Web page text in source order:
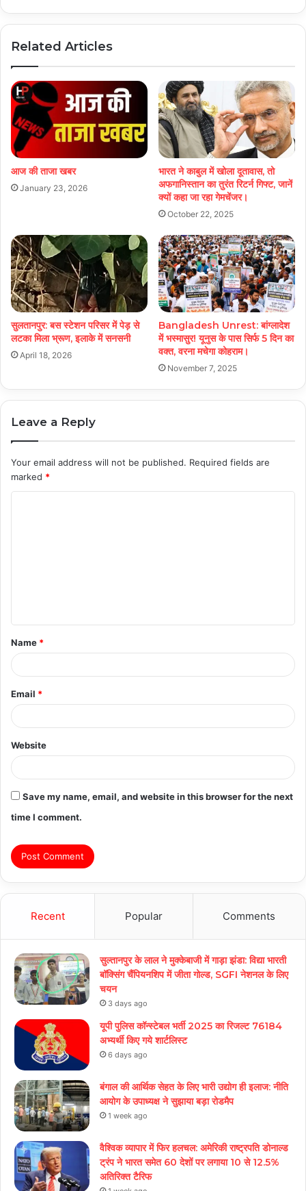
Related Articles
आज की ताजा खबर
January 23, 2026
भारत ने काबुल में खोला दूतावास, तो
अफगान‍िस्‍तान का तुरंत रिटर्न ग‍िफ्ट, जानें
क्‍यों कहा जा रहा गेमचेंजर।
October 22, 2025
सुलतानपुर: बस स्टेशन परिसर में पेड़ से
लटका मिला भ्रूण, इलाके में सनसनी
April 18, 2026
Bangladesh Unrest: बांग्‍लादेश
में भस्‍मासुर! यूनुस के पास सिर्फ 5 द‍िन का
वक्‍त, वरना मचेगा कोहराम।
November 7, 2025
Leave a Reply
Your email address will not be published. Required fields are
marked *
t
*
Name *
Email *
Website
Save my name, email, and website in this browser for the next
time I comment.
Recent Popular Comments
सुल्तानपुर के लाल ने मुक्केबाजी में गाड़ा झंडा: विद्या भारती
बॉक्सिंग चैंपियनशिप में जीता गोल्ड, SGFI नेशनल के लिए
चयन
3 days ago
यूपी पुलिस कॉन्स्टेबल भर्ती 2025 का रिजल्ट 76184
अभ्यर्थी किए गये शार्टलिस्ट
6 days ago
बंगाल की आर्थिक सेहत के लिए भारी उद्योग ही इलाज: नीत‌ि
आयोग के उपाध्यक्ष ने सुझाया बड़ा रोडमैप
1 week ago
वैश्विक व्यापार में फिर हलचल: अमेरिकी राष्ट्रपति डोनाल्ड
ट्रंप ने भारत समेत 60 देशों पर लगाया 10 से 12.5%
अतिरिक्त टैरिफ